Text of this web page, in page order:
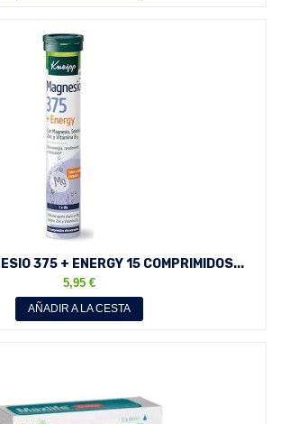
375 + ENERGY 15 COMPRIMIDOS...
5,95 €
AÑADIR A LA CESTA